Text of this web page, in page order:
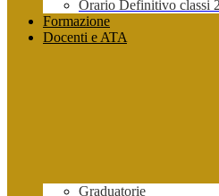
Orario Definitivo classi
Formazione
Docenti e ATA
Graduatorie